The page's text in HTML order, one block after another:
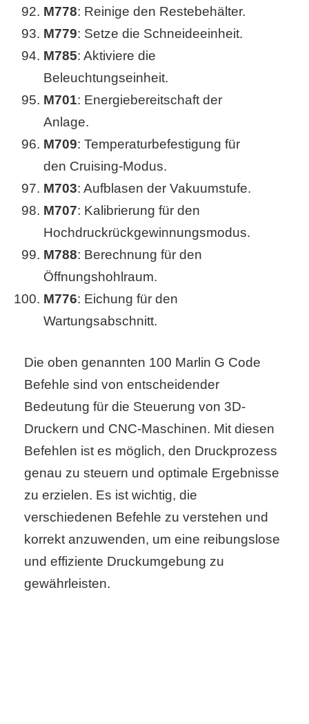
M778: Reinige den Restebehälter.
M779: Setze die Schneideeinheit.
M785: Aktiviere die
Beleuchtungseinheit.
M701: Energiebereitschaft der
Anlage.
M709: Temperaturbefestigung für
den Cruising-Modus.
M703: Aufblasen der Vakuumstufe.
M707: Kalibrierung für den
Hochdruckrückgewinnungsmodus.
M788: Berechnung für den
Öffnungshohlraum.
M776: Eichung für den
Wartungsabschnitt.
Die oben genannten 100 Marlin G Code
Befehle sind von entscheidender
Bedeutung für die Steuerung von 3D-
Druckern und CNC-Maschinen. Mit diesen
Befehlen ist es möglich, den Druckprozess
genau zu steuern und optimale Ergebnisse
zu erzielen. Es ist wichtig, die
verschiedenen Befehle zu verstehen und
korrekt anzuwenden, um eine reibungslose
und effiziente Druckumgebung zu
gewährleisten.